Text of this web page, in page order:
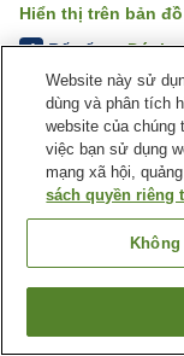
Hiển thị trên bản đồ
4 Rất tốt Đánh
Tiện nghi chỗ
Bãi đỗ xe
Nhà hàng
Nhật Bản
Aton Palace Hotel
Website này sử
dùng và phân tích
website của chúng
việc bạn sử dụng
mạng xã hội,
sách quyền riêng